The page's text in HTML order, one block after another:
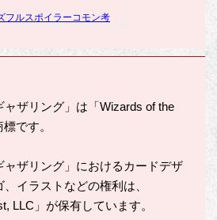
ザリング」は「Wizards of the
です。
ザリング」におけるカードデザ
イラストなどの権利は、
LLC」が保有しています。